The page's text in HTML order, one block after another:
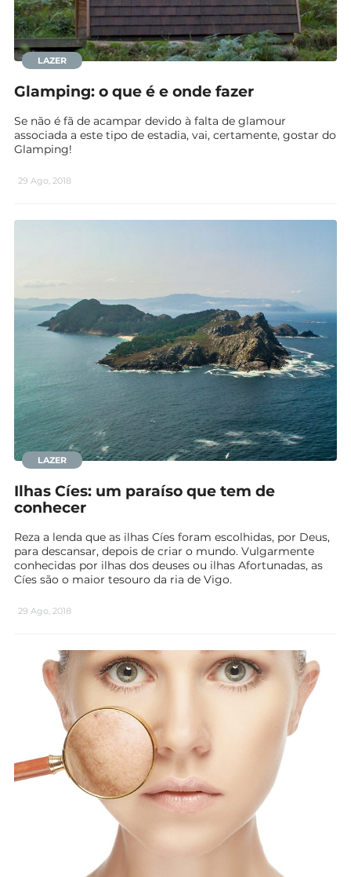
LAZER
Glamping: o que é e onde fazer
Se não é fã de acampar devido à falta de glamour
associada a este tipo de estadia, vai, certamente, gostar do
Glamping!
29 Ago, 2018
LAZER
Ilhas Cíes: um paraíso que tem de
conhecer
Reza a lenda que as ilhas Cíes foram escolhidas, por Deus,
para descansar, depois de criar o mundo. Vulgarmente
conhecidas por ilhas dos deuses ou ilhas Afortunadas, as
Cíes são o maior tesouro da ria de Vigo.
29 Ago, 2018